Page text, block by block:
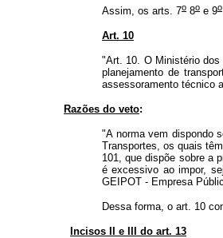
Assim, os arts. 7o 8o e 9o
Art. 10
"Art. 10. O Ministério dos
planejamento de
assessoramento técnico
Razões do veto:
"A norma vem dispondo
Transportes, os quais
101, que dispõe sobre a
é excessivo ao impor,
GEIPOT - Empresa
Dessa forma, o art. 10
Incisos II e III do art. 13